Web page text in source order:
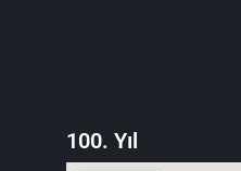
100. Yıl